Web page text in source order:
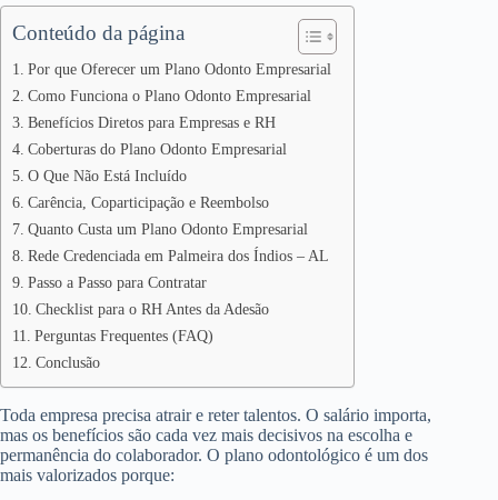
Conteúdo da página
Por que Oferecer um Plano Odonto Empresarial
Como Funciona o Plano Odonto Empresarial
Benefícios Diretos para Empresas e RH
Coberturas do Plano Odonto Empresarial
O Que Não Está Incluído
Carência, Coparticipação e Reembolso
Quanto Custa um Plano Odonto Empresarial
Rede Credenciada em Palmeira dos Índios – AL
Passo a Passo para Contratar
Checklist para o RH Antes da Adesão
Perguntas Frequentes (FAQ)
Conclusão
Toda empresa precisa atrair e reter talentos. O salário importa,
mas os benefícios são cada vez mais decisivos na escolha e
permanência do colaborador. O plano odontológico é um dos
mais valorizados porque: